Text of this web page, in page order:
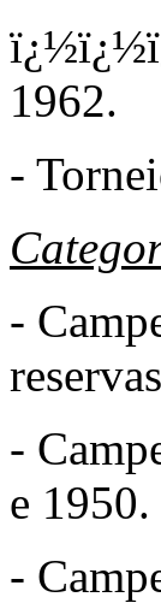
1962.
-
-
-
e 1950.
-